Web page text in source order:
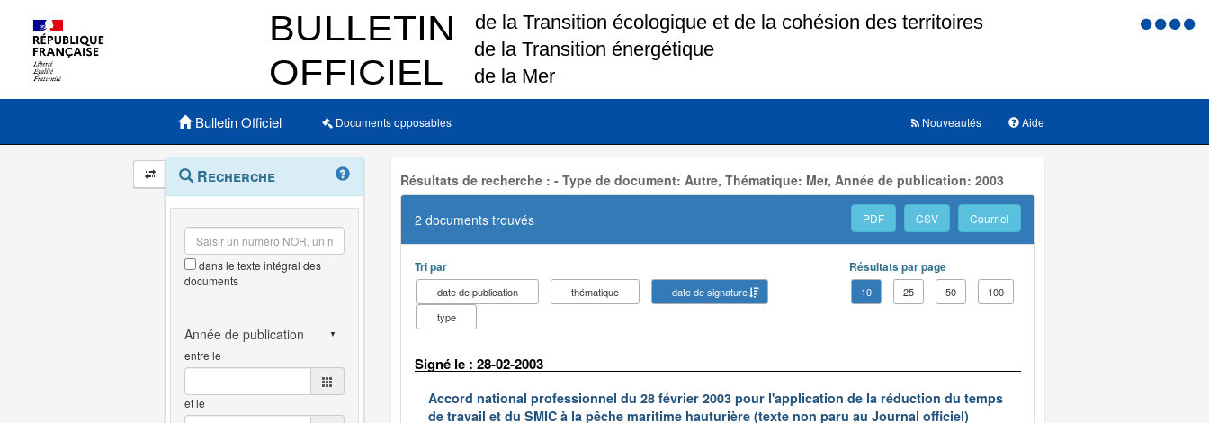
Menu
Menu principal
Bulletin Officiel Documents opposables Aide
Nouveautés
Navigation
et
outils
annexes
Menu
contextuel
Recherche
dans le texte intégral des
documents
entre le
et le
Résultats de recherche : - Type de document: Autre, Thématique: Mer, Année de publication: 2003
2 documents trouvés PDF CSV Courriel
Tri par
date de publication thématique
date de signature
type
Résultats par page
10 25 50 100
Signé le : 28-02-2003
Accord national professionnel du 28 février 2003 pour l'application de la réduction du temps
de travail et du SMIC à la pêche maritime hauturière (texte non paru au Journal officiel)